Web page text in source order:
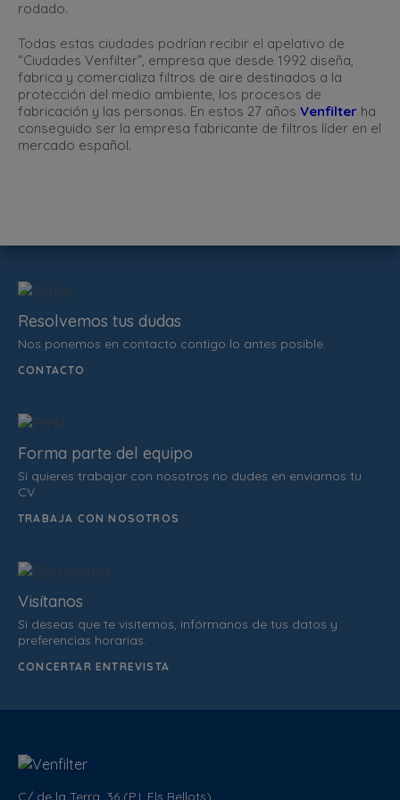
rodado.
Todas estas ciudades podrían recibir el apelativo de
“Ciudades Venfilter”, empresa que desde 1992 diseña,
fabrica y comercializa filtros de aire destinados a la
protección del medio ambiente, los procesos de
fabricación y las personas. En estos 27 años Venfilter ha
conseguido ser la empresa fabricante de filtros líder en el
mercado español.
Resolvemos tus dudas
Nos ponemos en contacto contigo lo antes posible.
CONTACTO
Forma parte del equipo
Si quieres trabajar con nosotros no dudes en enviarnos tu
CV.
TRABAJA CON NOSOTROS
Visítanos
Si deseas que te visitemos, infórmanos de tus datos y
preferencias horarias.
CONCERTAR ENTREVISTA